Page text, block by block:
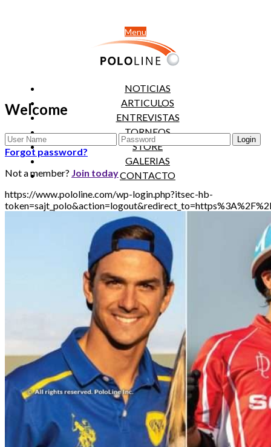
Menu
NOTICIAS
ARTICULOS
ENTREVISTAS
TORNEOS
STORE
GALERIAS
CONTACTO
Welcome
Forgot password?
Not a member? Join today
https://www.pololine.com/wp-login.php?itsec-hb-